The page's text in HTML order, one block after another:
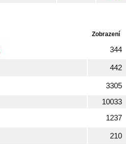
Zobrazení
344
442
3305
10033
1237
210